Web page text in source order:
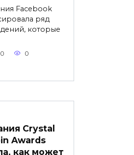
Facebook
ряд
которые
0 0
Crystal
Awards
как может